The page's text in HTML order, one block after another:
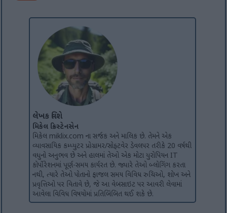
લેખક વિશે
મિકેલ ક્રિસ્ટેનસેન
મિકેલ miklix.com ના સર્જક અને માલિક છે. તેમને એક
વ્યાવસાયિક કમ્પ્યુટર પ્રોગ્રામર/સોફ્ટવેર ડેવલપર તરીકે 20 વર્ષથી
વધુનો અનુભવ છે અને હાલમાં તેઓ એક મોટા યુરોપિયન IT
કોર્પોરેશનમાં પૂર્ણ-સમય કાર્યરત છે. જ્યારે તેઓ બ્લોગિંગ કરતા
નથી, ત્યારે તેઓ પોતાનો ફાજલ સમય વિવિધ રુચિઓ, શોખ અને
પ્રવૃત્તિઓ પર વિતાવે છે, જે આ વેબસાઇટ પર આવરી લેવામાં
આવેલા વિવિધ વિષયોમાં પ્રતિબિંબિત થઈ શકે છે.